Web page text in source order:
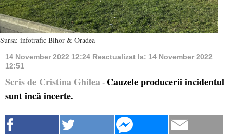
Sursa: infotrafic Bihor & Oradea
14 November 2022 12:24 Reactualizat la: 14 November 2022
12:51
Scris de Cristina Ghilea - Cauzele producerii incidentul
sunt încă incerte.